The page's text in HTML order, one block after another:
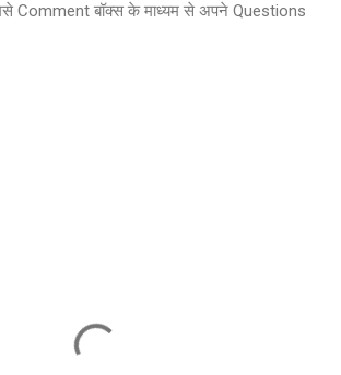
Comment बॉक्स के माध्यम से अपने Questions